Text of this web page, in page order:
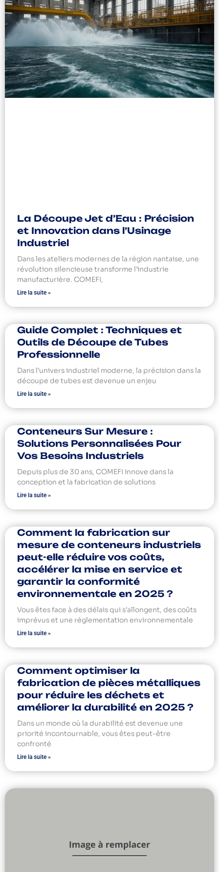
La Découpe Jet d’Eau : Précision
et Innovation dans l’Usinage
Industriel
Dans les ateliers modernes de la région nantaise, une
révolution silencieuse transforme l’industrie
manufacturière. COMEFI,
Lire la suite »
Guide Complet : Techniques et
Outils de Découpe de Tubes
Professionnelle
Dans l’univers industriel moderne, la précision dans la
découpe de tubes est devenue un enjeu
Lire la suite »
Conteneurs Sur Mesure :
Solutions Personnalisées Pour
Vos Besoins Industriels
Depuis plus de 30 ans, COMEFI innove dans la
conception et la fabrication de solutions
Lire la suite »
Comment la fabrication sur
mesure de conteneurs industriels
peut-elle réduire vos coûts,
accélérer la mise en service et
garantir la conformité
environnementale en 2025 ?
Vous êtes face à des délais qui s’allongent, des coûts
imprévus et une réglementation environnementale
Lire la suite »
Comment optimiser la
fabrication de pièces métalliques
pour réduire les déchets et
améliorer la durabilité en 2025 ?
Dans un monde où la durabilité est devenue une
priorité incontournable, vous êtes peut-être
confronté
Lire la suite »